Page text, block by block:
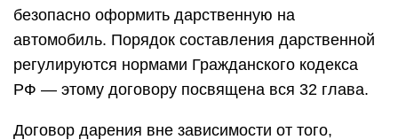
безопасно оформить дарственную на
автомобиль. Порядок составления дарственной
регулируются нормами Гражданского кодекса
РФ — этому договору посвящена вся 32 глава.
Договор дарения вне зависимости от того,